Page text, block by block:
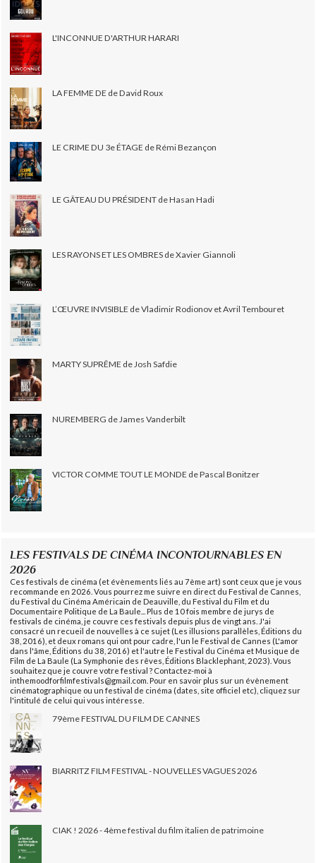
L'INCONNUE D'ARTHUR HARARI
LA FEMME DE de David Roux
LE CRIME DU 3e ÉTAGE de Rémi Bezançon
LE GÂTEAU DU PRÉSIDENT de Hasan Hadi
LES RAYONS ET LES OMBRES de Xavier Giannoli
L’ŒUVRE INVISIBLE de Vladimir Rodionov et Avril Tembouret
MARTY SUPRÊME de Josh Safdie
NUREMBERG de James Vanderbilt
VICTOR COMME TOUT LE MONDE de Pascal Bonitzer
LES FESTIVALS DE CINÉMA INCONTOURNABLES EN
2026
Ces festivals de cinéma (et évènements liés au 7ème art) sont ceux que je vous
recommande en 2026. Vous pourrez me suivre en direct du Festival de Cannes,
du Festival du Cinéma Américain de Deauville, du Festival du Film et du
Documentaire Politique de La Baule... Plus de 10 fois membre de jurys de
festivals de cinéma, je couvre ces festivals depuis plus de vingt ans. J'ai
consacré un recueil de nouvelles à ce sujet (Les illusions parallèles, Éditions du
38, 2016), et deux romans qui ont pour cadre, l'un le Festival de Cannes (L'amor
dans l'âme, Éditions du 38, 2016) et l'autre le Festival du Cinéma et Musique de
Film de La Baule (La Symphonie des rêves, Éditions Blacklephant, 2023). Vous
souhaitez que je couvre votre festival ? Contactez-moi à
inthemoodforfilmfestivals@gmail.com. Pour en savoir plus sur un évènement
cinématographique ou un festival de cinéma (dates, site officiel etc), cliquez sur
l'intitulé de celui qui vous intéresse.
79ème FESTIVAL DU FILM DE CANNES
BIARRITZ FILM FESTIVAL - NOUVELLES VAGUES 2026
CIAK ! 2026 - 4ème festival du film italien de patrimoine